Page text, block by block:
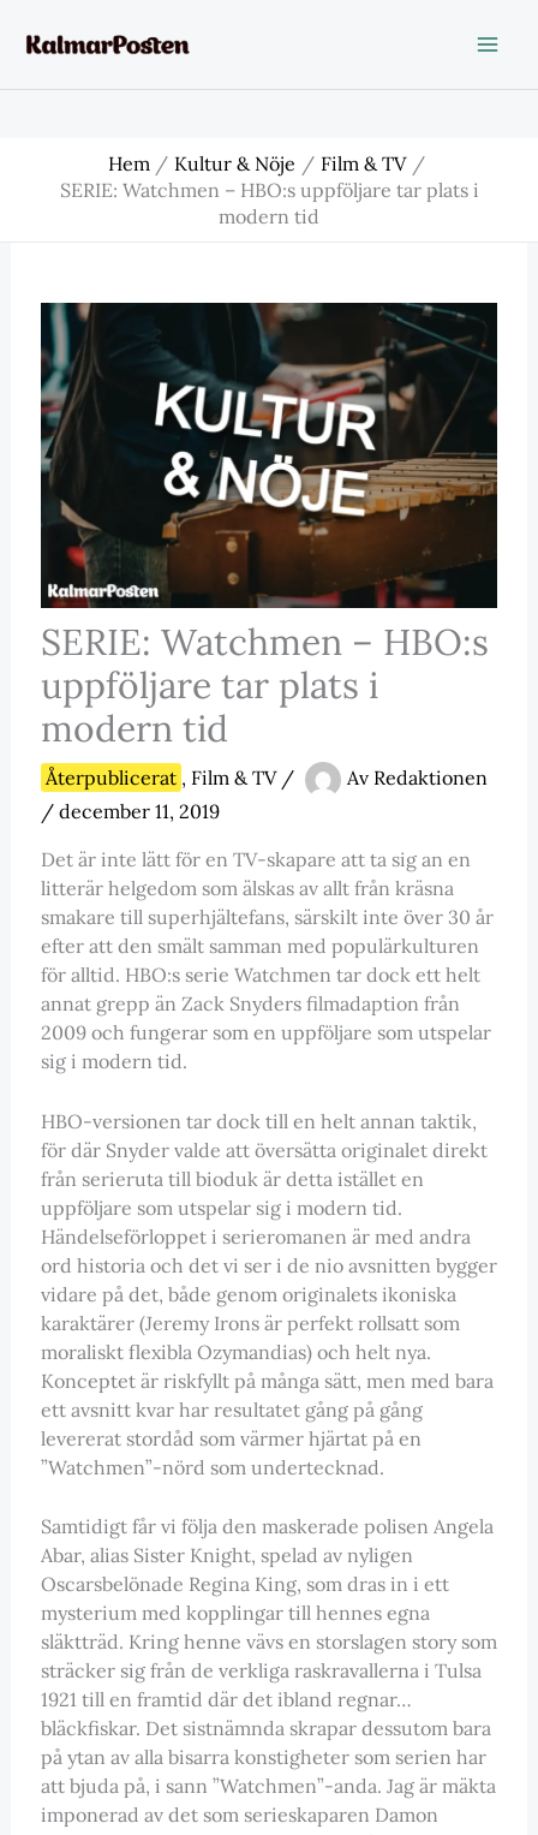
Hem Kultur & Nöje
Film & TV
SERIE: Watchmen – HBO:s uppföljare tar plats i
modern tid
SERIE: Watchmen – HBO:s
uppföljare tar plats i
modern tid
Återpublicerat , Film & TV/ Av Redaktionen
/ december 11, 2019
Det är inte lätt för en TV-skapare att ta sig an en
litterär helgedom som älskas av allt från kräsna
smakare till superhjältefans, särskilt inte över 30 år
efter att den smält samman med populärkulturen
för alltid. HBO:s serie Watchmen tar dock ett helt
annat grepp än Zack Snyders filmadaption från
2009 och fungerar som en uppföljare som utspelar
sig i modern tid.
HBO-versionen tar dock till en helt annan taktik,
för där Snyder valde att översätta originalet direkt
från serieruta till bioduk är detta istället en
uppföljare som utspelar sig i modern tid.
Händelseförloppet i serieromanen är med andra
ord historia och det vi ser i de nio avsnitten bygger
vidare på det, både genom originalets ikoniska
karaktärer (Jeremy Irons är perfekt rollsatt som
moraliskt flexibla Ozymandias) och helt nya.
Konceptet är riskfyllt på många sätt, men med bara
ett avsnitt kvar har resultatet gång på gång
levererat stordåd som värmer hjärtat på en
”Watchmen”-nörd som undertecknad.
Samtidigt får vi följa den maskerade polisen Angela
Abar, alias Sister Knight, spelad av nyligen
Oscarsbelönade Regina King, som dras in i ett
mysterium med kopplingar till hennes egna
släktträd. Kring henne vävs en storslagen story som
sträcker sig från de verkliga raskravallerna i Tulsa
1921 till en framtid där det ibland regnar…
bläckfiskar. Det sistnämnda skrapar dessutom bara
på ytan av alla bisarra konstigheter som serien har
att bjuda på, i sann ”Watchmen”-anda. Jag är mäkta
imponerad av det som serieskaparen Damon